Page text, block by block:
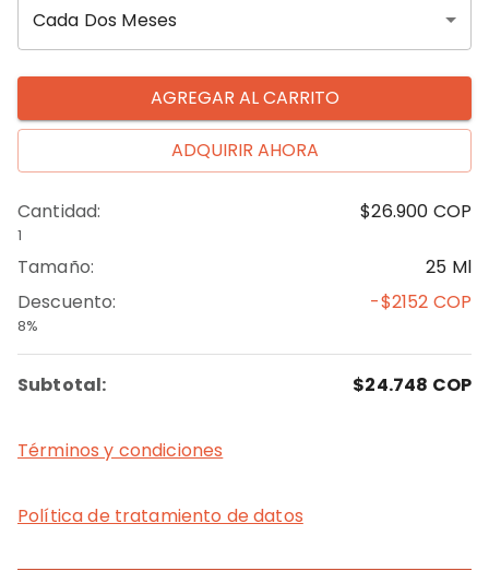
Cada Dos Meses
AGREGAR AL CARRITO
ADQUIRIR AHORA
Cantidad:
1
$26.900 COP
Tamaño:
25 Ml
Descuento:
8%
-$2152 COP
Subtotal: $24.748 COP
Términos y condiciones
Política de tratamiento de datos